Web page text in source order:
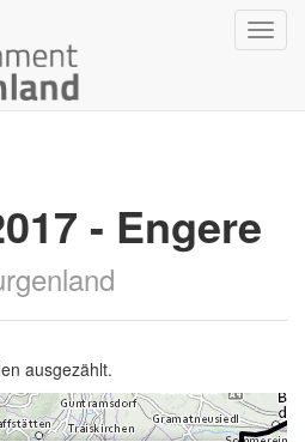
- Engere
ausgezählt.